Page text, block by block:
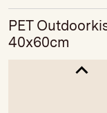
PET
40x60cm